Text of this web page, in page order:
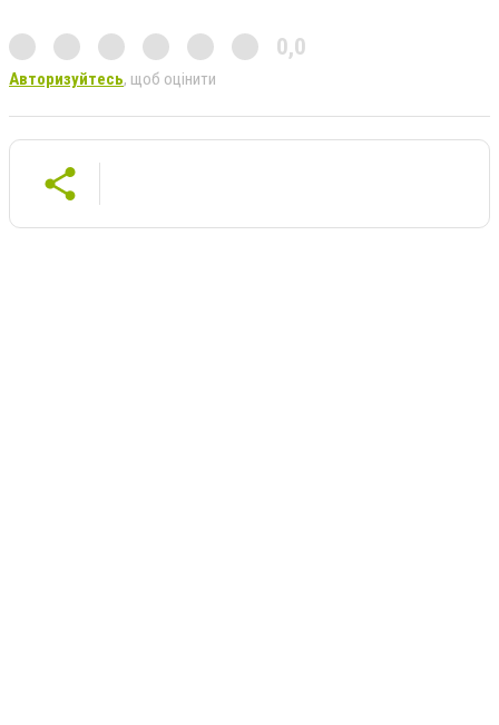
0,0
Авторизуйтесь, щоб оцінити